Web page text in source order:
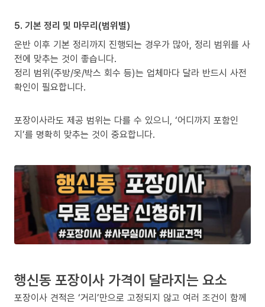
5. 기본 정리 및 마무리(범위별)
운반 이후 기본 정리까지 진행되는 경우가 많아, 정리 범위를 사
전에 맞추는 것이 좋습니다.
정리 범위(주방/옷/박스 회수 등)는 업체마다 달라 반드시 사전
확인이 필요합니다.
포장이사라도 제공 범위는 다를 수 있으니, ‘어디까지 포함인
지’를 명확히 맞추는 것이 중요합니다.
행신동 포장이사 가격이 달라지는 요소
포장이사 견적은 ‘거리’만으로 고정되지 않고 여러 조건이 함께